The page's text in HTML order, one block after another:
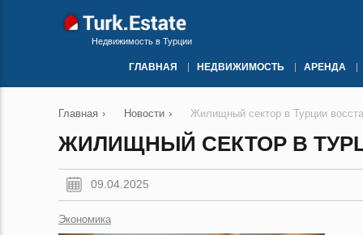
Недвижимость в Турции
ГЛАВНАЯ НЕДВИЖИМОСТЬ АРЕНДА
Главная › Новости › Жилищный сектор в Турции
ЖИЛИЩНЫЙ СЕКТОР В
09.04.2025
Экономика